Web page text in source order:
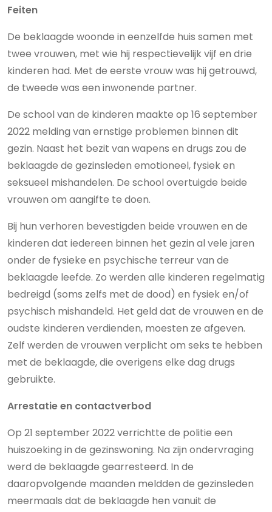
Feiten
De beklaagde woonde in eenzelfde huis samen met
twee vrouwen, met wie hij respectievelijk vijf en drie
kinderen had. Met de eerste vrouw was hij getrouwd,
de tweede was een inwonende partner.
De school van de kinderen maakte op 16 september
2022 melding van ernstige problemen binnen dit
gezin. Naast het bezit van wapens en drugs zou de
beklaagde de gezinsleden emotioneel, fysiek en
seksueel mishandelen. De school overtuigde beide
vrouwen om aangifte te doen.
Bij hun verhoren bevestigden beide vrouwen en de
kinderen dat iedereen binnen het gezin al vele jaren
onder de fysieke en psychische terreur van de
beklaagde leefde. Zo werden alle kinderen regelmatig
bedreigd (soms zelfs met de dood) en fysiek en/of
psychisch mishandeld. Het geld dat de vrouwen en de
oudste kinderen verdienden, moesten ze afgeven.
Zelf werden de vrouwen verplicht om seks te hebben
met de beklaagde, die overigens elke dag drugs
gebruikte.
Arrestatie en contactverbod
Op 21 september 2022 verrichtte de politie een
huiszoeking in de gezinswoning. Na zijn ondervraging
werd de beklaagde gearresteerd. In de
daaropvolgende maanden meldden de gezinsleden
meermaals dat de beklaagde hen vanuit de